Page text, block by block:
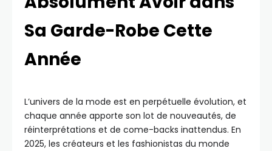
Sa Garde-Robe Cette
Année
L’univers de la mode est en perpétuelle évolution, et
chaque année apporte son lot de nouveautés, de
réinterprétations et de come-backs inattendus. En
2025, les créateurs et les fashionistas du monde